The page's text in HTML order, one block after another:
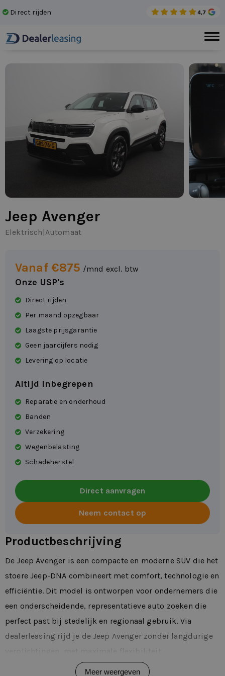
Direct rijden
Jeep Avenger
Elektrisch Automaat
Vanaf €875 /mnd excl. btw
Onze USP's
Direct rijden
Per maand opzegbaar
Laagste prijsgarantie
Geen jaarcijfers nodig
Levering op locatie
Altijd inbegrepen
Reparatie en onderhoud
Banden
Verzekering
Wegenbelasting
Schadeherstel
Direct aanvragen
Neem contact op
Productbeschrijving
De Jeep Avenger is een compacte en moderne SUV die het
stoere Jeep-DNA combineert met comfort, technologie en
efficiëntie. Dit model is ontworpen voor ondernemers die
een onderscheidende, representatieve auto zoeken die
perfect past bij stedelijk en regionaal gebruik. Via
dealerleasing rijd je de Jeep Avenger zonder langdurige
Dankzij zijn compacte afmetingen, verhoogde zitpositie
Meer weergeven